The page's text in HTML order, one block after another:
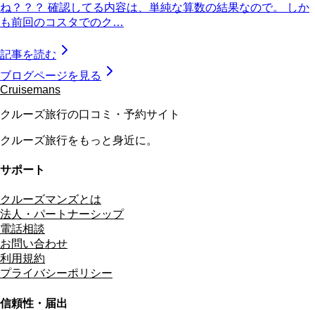
ね？？？ 確認してる内容は、単純な算数の結果なので。 しか
も前回のコスタでのク…
記事を読む
ブログページを見る
Cruisemans
クルーズ旅行の口コミ・予約サイト
クルーズ旅行をもっと身近に。
サポート
クルーズマンズとは
法人・パートナーシップ
電話相談
お問い合わせ
利用規約
プライバシーポリシー
信頼性・届出